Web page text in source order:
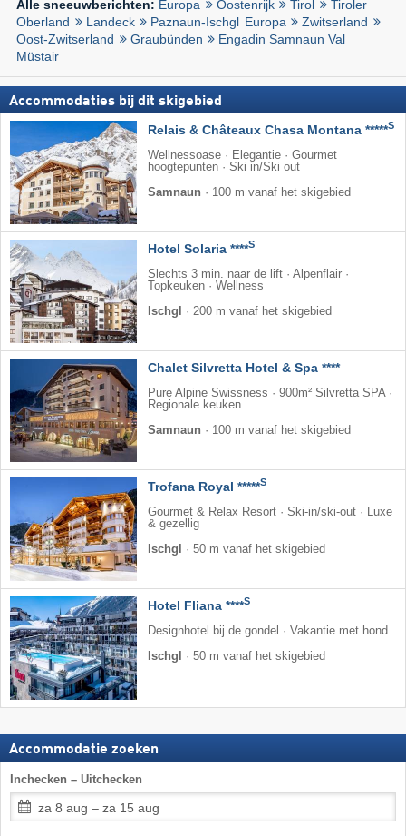
Alle sneeuwberichten: Europa Oostenrijk Tirol
Tiroler
Oberland
Landeck Paznaun-Ischgl Europa
Zwitserland
Oost-Zwitserland
Graubünden
Engadin Samnaun Val
Müstair
Accommodaties bij dit skigebied
Relais & Châteaux Chasa Montana *****S
Wellnessoase · Elegantie · Gourmet
hoogtepunten · Ski in/Ski out
Samnaun · 100 m vanaf het skigebied
Hotel Solaria ****S
Slechts 3 min. naar de lift · Alpenflair ·
Topkeuken · Wellness
Ischgl
· 200 m vanaf het skigebied
Chalet Silvretta Hotel & Spa ****
Pure Alpine Swissness · 900m² Silvretta SPA ·
Regionale keuken
Samnaun · 100 m vanaf het skigebied
Trofana Royal *****S
Gourmet & Relax Resort · Ski-in/ski-out · Luxe
& gezellig
Ischgl · 50 m vanaf het skigebied
Hotel Fliana ****S
Designhotel bij de gondel · Vakantie met hond
Ischgl
· 50 m vanaf het skigebied
Accommodatie zoeken
Inchecken – Uitchecken
za 8 aug – za 15 aug